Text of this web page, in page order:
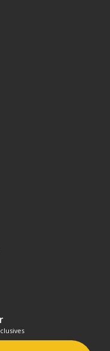
valable uniquement
20Kg.
remises au panier, basé
calculés dans le